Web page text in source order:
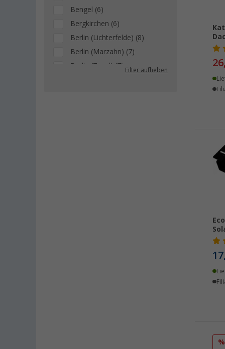
Bengel (6)
Bergkirchen (6)
Berlin (Lichterfelde) (8)
Berlin (Marzahn) (7)
Berlin (Tegel) (7)
Filter aufheben
26,
17,
%